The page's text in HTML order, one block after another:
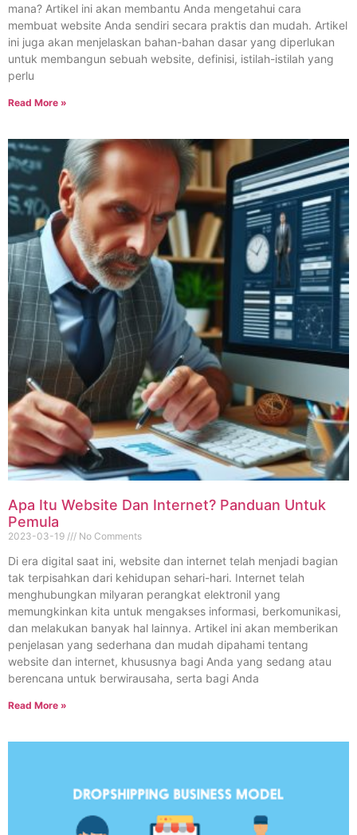
mana? Artikel ini akan membantu Anda mengetahui cara
membuat website Anda sendiri secara praktis dan mudah. Artikel
ini juga akan menjelaskan bahan-bahan dasar yang diperlukan
untuk membangun sebuah website, definisi, istilah-istilah yang
perlu
Read More »
Apa Itu Website Dan Internet? Panduan Untuk
Pemula
2023-03-19 No Comments
Di era digital saat ini, website dan internet telah menjadi bagian
tak terpisahkan dari kehidupan sehari-hari. Internet telah
menghubungkan milyaran perangkat elektronil yang
memungkinkan kita untuk mengakses informasi, berkomunikasi,
dan melakukan banyak hal lainnya. Artikel ini akan memberikan
penjelasan yang sederhana dan mudah dipahami tentang
website dan internet, khususnya bagi Anda yang sedang atau
berencana untuk berwirausaha, serta bagi Anda
Read More »